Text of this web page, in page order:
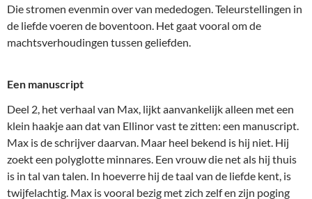
Die stromen evenmin over van mededogen. Teleurstellingen in
de liefde voeren de boventoon. Het gaat vooral om de
machtsverhoudingen tussen geliefden.
Een manuscript
Deel 2, het verhaal van Max, lijkt aanvankelijk alleen met een
klein haakje aan dat van Ellinor vast te zitten: een manuscript.
Max is de schrijver daarvan. Maar heel bekend is hij niet. Hij
zoekt een polyglotte minnares. Een vrouw die net als hij thuis
is in tal van talen. In hoeverre hij de taal van de liefde kent, is
twijfelachtig. Max is vooral bezig met zich zelf en zijn poging